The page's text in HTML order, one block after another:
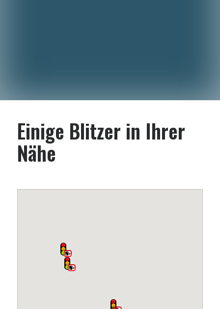
Einige Blitzer in Ihrer
Nähe